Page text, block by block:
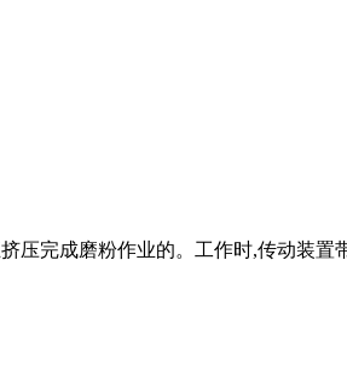
压完成磨粉作业的。工作时,传动装置